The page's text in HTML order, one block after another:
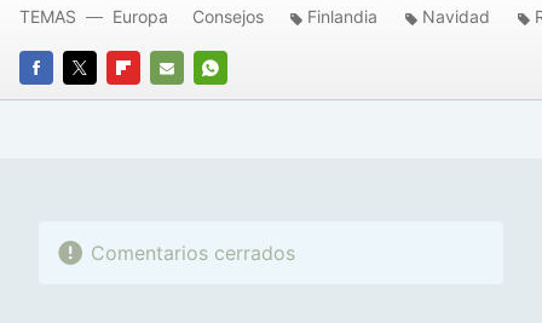
FACEBOOK
TWITTERFLIPBOARD
E-
WHATSAPP
TEMAS Europa Consejos Finlandia Navidad
Comentarios cerrados